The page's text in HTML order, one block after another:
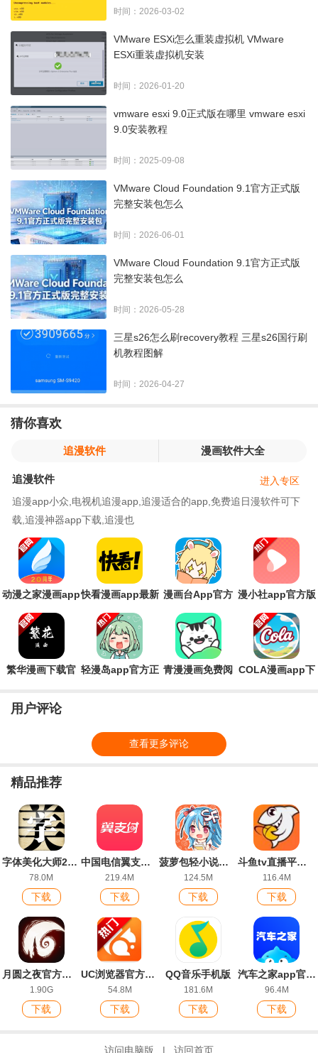
时间：2026-03-02
VMware ESXi怎么重装虚拟机 VMware
ESXi重装虚拟机安装
时间：2026-01-20
vmware esxi 9.0正式版在哪里 vmware esxi
9.0安装教程
时间：2025-09-08
VMware Cloud Foundation 9.1官方正式版
完整安装包怎么
时间：2026-06-01
VMware Cloud Foundation 9.1官方正式版
完整安装包怎么
时间：2026-05-28
三星s26怎么刷recovery教程 三星s26国行刷
机教程图解
时间：2026-04-27
猜你喜欢
追漫软件 漫画软件大全
追漫软件
追漫app小众,电视机追漫app,追漫适合的app,免费追日漫软件可下
载,追漫神器app下载,追漫也
进入专区
动漫之家漫画app快看漫画app最新 漫画台App官方 漫小社app官方版
繁华漫画下载官 轻漫岛app官方正 青漫漫画免费阅
COLA漫画app下
用户评论
查看更多评论
精品推荐
字体美化大师2026官方版
78.0M
下载
中国电信翼支付app
219.4M
下载
菠萝包轻小说官方版
124.5M
下载
斗鱼tv直播平台最新版
116.4M
下载
月圆之夜官方正版
1.90G
下载
UC浏览器官方正版app
54.8M
下载
QQ音乐手机版
181.6M
下载
汽车之家app官方版
96.4M
下载
访问电脑版 | 访回首页